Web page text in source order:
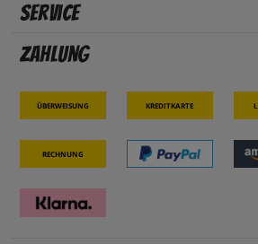
Service
Zahlung
Überweisung Kreditkarte
Rechnung